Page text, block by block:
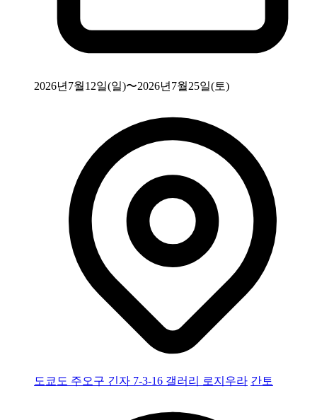
2026년7월12일(일)〜2026년7월25일(토)
도쿄도 주오구 긴자 7-3-16 갤러리 로지우라 간토